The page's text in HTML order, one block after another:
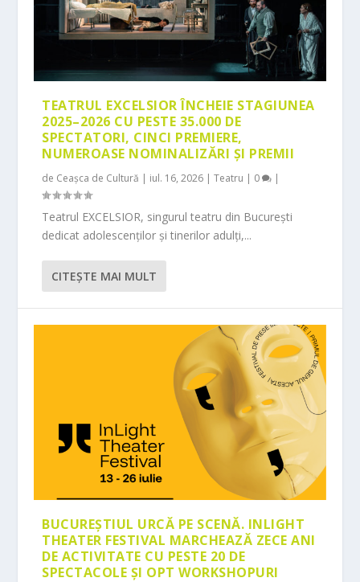
TEATRUL EXCELSIOR ÎNCHEIE STAGIUNEA
2025–2026 CU PESTE 35.000 DE
SPECTATORI, CINCI PREMIERE,
NUMEROASE NOMINALIZĂRI ȘI PREMII
de Ceașca de Cultură | iul. 16, 2026 |Teatru | 0 |
Teatrul EXCELSIOR, singurul teatru din București
dedicat adolescenților și tinerilor adulți,...
CITEŞTE MAI MULT
BUCUREȘTIUL URCĂ PE SCENĂ. INLIGHT
THEATER FESTIVAL MARCHEAZĂ ZECE ANI
DE ACTIVITATE CU PESTE 20 DE
SPECTACOLE ȘI OPT WORKSHOPURI